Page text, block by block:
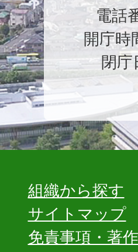
電話
開庁時
閉庁
組織から探す
サイトマップ
免責事項・著